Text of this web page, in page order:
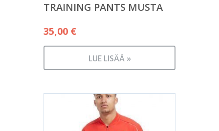
TRAINING PANTS MUSTA
35,00 €
LUE LISÄÄ »